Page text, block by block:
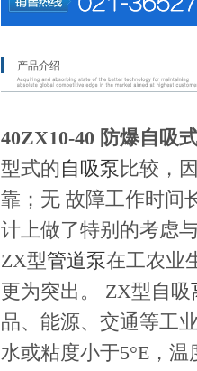
产品介绍
40ZX10-40 防爆自吸
型式的 自吸泵比较，
靠；无 故障工作时间
计上做了特别的考虑
ZX型管道泵在工农业
更为突出。 ZX型自吸
品、能源、交通等工
水或粘度小于5°E，